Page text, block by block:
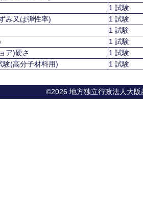
1 試験
み又は弾性率)
1 試験
1 試験
1 試験
ア)硬さ
1 試験
験(高分子材料用)
1 試験
©2026 地方独立行政法人大阪